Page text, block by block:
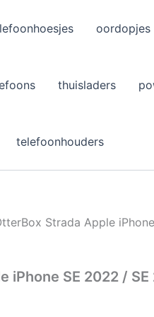
oordopjes
thuisladers
telefoonhouders
Strada Apple
iPhone SE 2022 /